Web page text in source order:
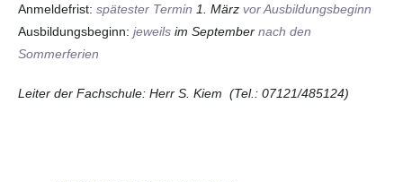
Anmeldefrist: spätester Termin 1. März vor Ausbildungsbeginn
Ausbildungsbeginn: jeweils im September nach den
Sommerferien
Leiter der Fachschule: Herr S. Kiem (Tel.: 07121/485124)